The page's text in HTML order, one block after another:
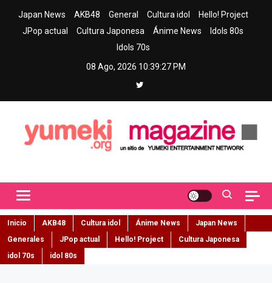
Japan News AKB48 General Cultura idol
Hello! Project
JPop actual
Cultura Japonesa Ánime News
Idols 80s
Idols 70s
08 Ago, 2026 10:39:28 PM
Inicio AKB48 Cultura idol Ánime News
Japan News
Generales
JPop actual Hello! Project
Cultura Japonesa
idol 70s
idol 80s